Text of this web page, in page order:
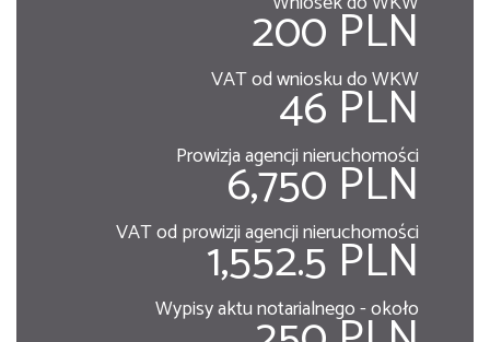
200 PLN
VAT od wniosku do WKW
46 PLN
Prowizja agencji nieruchomości
6,750 PLN
VAT od prowizji agencji nieruchomości
1,552.5 PLN
Wypisy aktu notarialnego - około